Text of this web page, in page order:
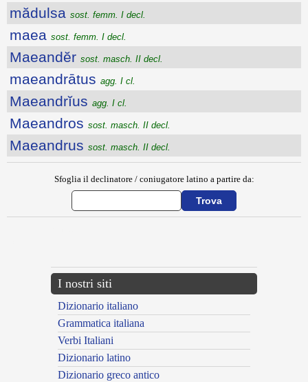
mădulsa sost. femm. I decl.
maea sost. femm. I decl.
Maeandĕr sost. masch. II decl.
maeandrātus agg. I cl.
Maeandrĭus agg. I cl.
Maeandros sost. masch. II decl.
Maeandrus sost. masch. II decl.
Sfoglia il declinatore / coniugatore latino a partire da:
I nostri siti
Dizionario italiano
Grammatica italiana
Verbi Italiani
Dizionario latino
Dizionario greco antico